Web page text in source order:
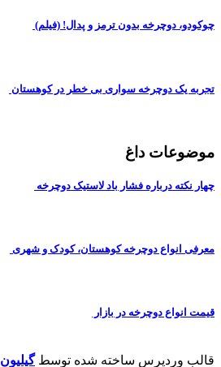
چوکودو، دوچرخه بدون ترمز و پدال! (فیلم)
تجربه یک دوچرخه سواری بی خطر در کوهستان
موضوعات داغ
چهار نکته درباره فشار باد لاستیک دوچرخه
معرفی انواع دوچرخه کوهستان، کودک و شهری
قیمت انواع دوچرخه در بازار
قالب وردپرس ساخته شده توسطگیلیون